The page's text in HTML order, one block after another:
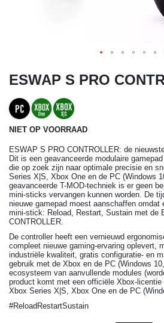
ESWAP S PRO
NIET OP VOORRAAD
ESWAP S PRO CONTROLLER: de
Dit is een geavanceerde modulaire
die op zoek zijn naar optimale precisie en
Series X|S, Xbox One en de PC (Windows
geavanceerde T-MOD-techniek is er geen
mini-sticks vervangen kunnen worden. De
nieuwe gamepad moest aanschaffen omdat
mini-stick: Reload, Restart, Sustain met de
CONTROLLER.
De controller heeft een vernieuwd
compleet nieuwe gaming-ervaring oplevert,
industriële kwaliteit, gratis configuratie- en
gebruik met de Xbox en de PC (Windows
ecosysteem van aanvullende modules
product komt met een officiële Xbox-
Xbox Series X|S, Xbox One en de PC
#ReloadRestartSustain